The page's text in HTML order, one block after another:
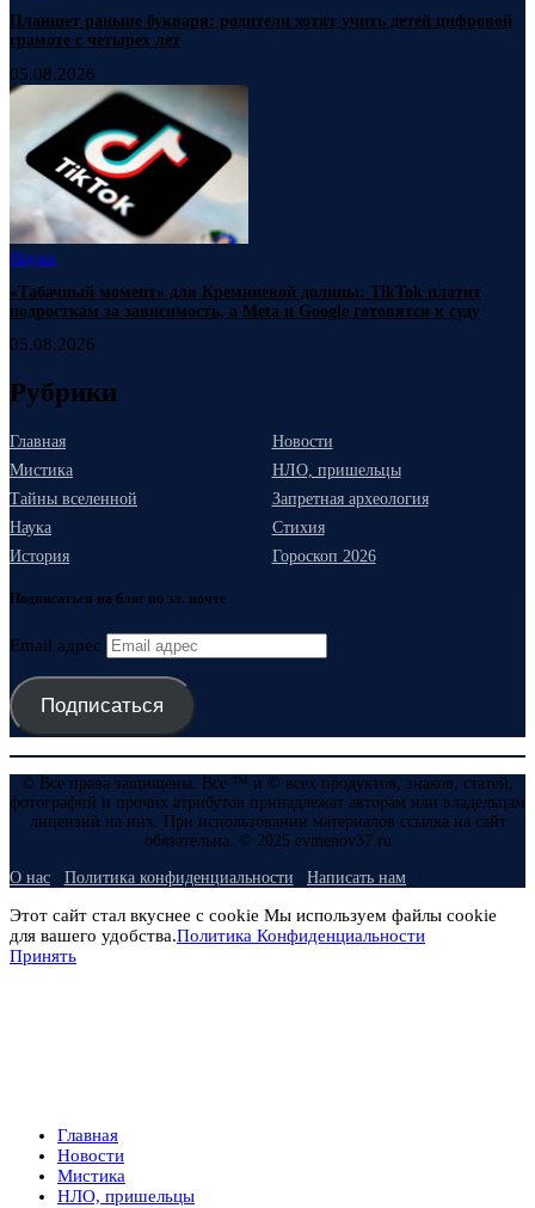
Планшет раньше букваря: родители хотят учить детей цифровой
грамоте с четырех лет
05.08.2026
Наука
«Табачный момент» для Кремниевой долины: TikTok платит
подросткам за зависимость, а Meta и Google готовятся к суду
05.08.2026
Рубрики
Главная
Новости
Мистика
НЛО, пришельцы
Тайны вселенной
Запретная археология
Наука
Стихия
История
Гороскоп 2026
Подписаться на блог по эл. почте
Email адрес
Подписаться
© Все права защищены. Все ™ и © всех продуктов, знаков, статей,
фотографий и прочих атрибутов принадлежат авторам или владельцам
лицензий на них. При использовании материалов ссылка на сайт
обязательна. © 2025 evmenov37.ru
О нас Политика конфиденциальности Написать нам
Этот сайт стал вкуснее с cookie Мы используем файлы cookie
для вашего удобства.Политика Конфиденциальности
Принять
Главная
Новости
Мистика
НЛО, пришельцы